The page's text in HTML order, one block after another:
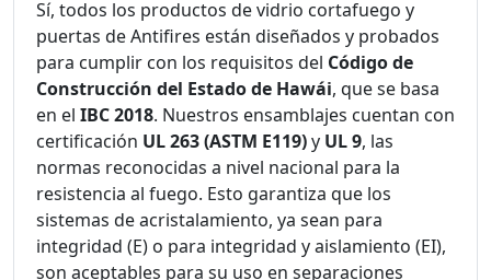
Sí, todos los productos de vidrio cortafuego y
puertas de Antifires están diseñados y probados
para cumplir con los requisitos del Código de
Construcción del Estado de Hawái, que se basa
en el IBC 2018. Nuestros ensamblajes cuentan con
certificación UL 263 (ASTM E119)y UL 9, las
normas reconocidas a nivel nacional para la
resistencia al fuego. Esto garantiza que los
sistemas de acristalamiento, ya sean para
integridad (E) o para integridad y aislamiento (EI),
son aceptables para su uso en separaciones